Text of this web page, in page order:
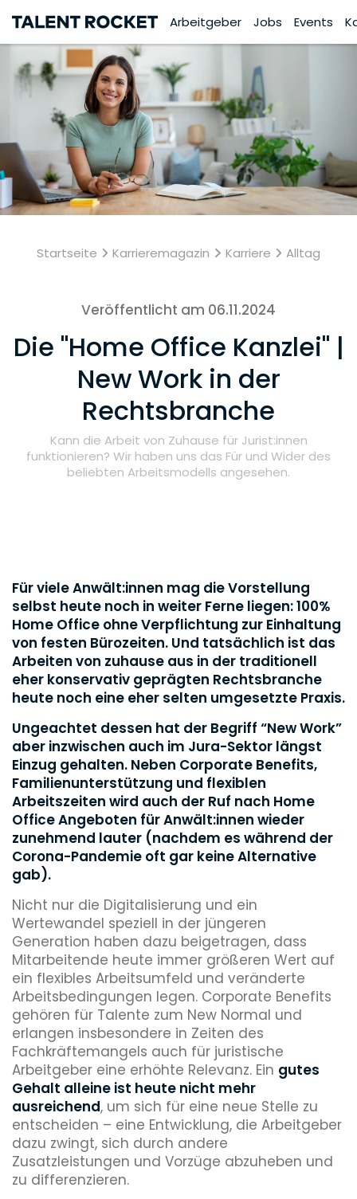
Arbeitgeber Jobs Events
Startseite Karrieremagazin Karriere Alltag
Veröffentlicht am 06.11.2024
Die "Home Office Kanzlei" |
New Work in der
Rechtsbranche
Kann die Arbeit von Zuhause für Jurist:innen
funktionieren? Wir haben uns das Für und Wider des
beliebten Arbeitsmodells angesehen.
Für viele Anwält:innen mag die Vorstellung
selbst heute noch in weiter Ferne liegen: 100%
Home Office ohne Verpflichtung zur Einhaltung
von festen Bürozeiten. Und tatsächlich ist das
Arbeiten von zuhause aus in der traditionell
eher konservativ geprägten Rechtsbranche
heute noch eine eher selten umgesetzte Praxis.
Ungeachtet dessen hat der Begriff “New Work”
aber inzwischen auch im Jura-Sektor längst
Einzug gehalten. Neben Corporate Benefits,
Familienunterstützung und flexiblen
Arbeitszeiten wird auch der Ruf nach Home
Office Angeboten für Anwält:innen wieder
zunehmend lauter (nachdem es während der
Corona-Pandemie oft gar keine Alternative
gab).
Nicht nur die Digitalisierung und ein
Wertewandel speziell in der jüngeren
Generation haben dazu beigetragen, dass
Mitarbeitende heute immer größeren Wert auf
ein flexibles Arbeitsumfeld und veränderte
Arbeitsbedingungen legen. Corporate Benefits
gehören für Talente zum New Normal und
erlangen insbesondere in Zeiten des
Fachkräftemangels auch für juristische
Arbeitgeber eine erhöhte Relevanz. Ein gutes
Gehalt alleine ist heute nicht mehr
ausreichend, um sich für eine neue Stelle zu
entscheiden – eine Entwicklung, die Arbeitgeber
dazu zwingt, sich durch andere
Zusatzleistungen und Vorzüge abzuheben und
zu differenzieren.